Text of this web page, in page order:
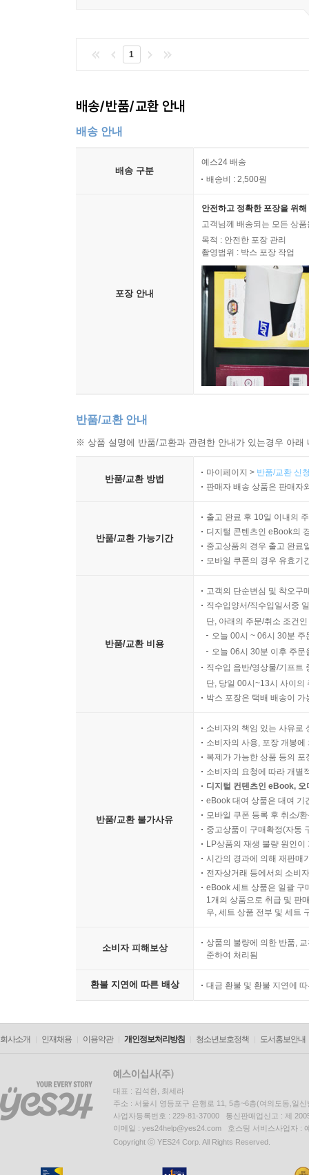
1
배송/반품/교환 안내
배송 안내
배송 구분
예스24 배송
배송비 : 2,500원
포장 안내
안전하고 정확한 포장을 위
고객님께 배송되는 모든 상
목적 : 안전한 포장 관리
촬영범위 : 박스 포장 작업
반품/교환 안내
※ 상품 설명에 반품/교환과 관련한 안내가 있는경우 아
반품/교환 방법
마이페이지 > 반품/교환 신
판매자 배송 상품은 판매자
반품/교환 가능기간
출고 완료 후 10일 이내의
디지털 콘텐츠인 eBook의
중고상품의 경우 출고 완료
모바일 쿠폰의 경우 유효기
반품/교환 비용
고객의 단순변심 및 착오구
직수입양서/직수입일서중
단, 아래의 주문/취소 조건
오늘 00시 ~ 06시 30분
오늘 06시 30분 이후 주
직수입 음반/영상물/기프트
단, 당일 00시~13시 사이의
박스 포장은 택배 배송이
반품/교환 불가사유
소비자의 책임 있는 사유로
소비자의 사용, 포장 개봉
복제가 가능한 상품 등의
소비자의 요청에 따라 개별
디지털 컨텐츠인 eBook,
eBook 대여 상품은 대여 기
모바일 쿠폰 등록 후 취소/
중고상품이 구매확정(자동
LP상품의 재생 불량 원인
시간의 경과에 의해 재판매
전자상거래 등에서의 소비
eBook 세트 상품은 일괄 구
1개의 상품으로 취급 및 판
우, 세트 상품 전부 및 세트
소비자 피해보상
상품의 불량에 의한 반품,
준하여 처리됨
환불 지연에 따른 배상 대금 환불 및 환불 지연에
회사소개 인재채용 이용약관 개인정보처리방침 청소년보호정책 도서홍보안내
대표 : 김석환, 최세라
주소 : 서울시 영등포구 은행로 11, 5층~6층(여의도동,일신
사업자등록번호 : 229-81-37000 통신판매업신고 : 제
이메일 : yes24help@yes24.com 호스팅 서비스사업자 :
Copyright ⓒ YES24 Corp. All Rights Reserved.